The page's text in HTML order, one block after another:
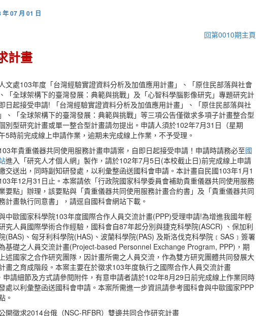
年 07 月 01 日
回第0010期主頁
計畫
文處103年度「台灣經驗實證資料分析及加值應用計畫」、「原住民部落與社會
「全球架構下的臺灣發展：典範與挑戰」及「心智科學腦影像研究」專題研究計
日起接受申請! 「台灣經驗實證資料分析及加值應用計畫」、「原住民部落與社
、「全球架構下的臺灣發展：典範與挑戰」等三項公告僅徵求多項子計畫整合型
別型研究計畫或單一整合型計畫請勿提出。申請人須於102年7月31日（星期
5時前完成線上申請作業，逾期未完成線上作業，不予受理。
年貴重儀器共同使用服務計畫申請案，自即日起接受申請！申請時請務必至國
進入「研究人才個人網」製作，請於102年7月5日(本校截止日)前完成線上申請
交送出，同時副知研發處，以利彙整函送國科會申請。本計畫自民國103年1月1
年12月31日止。本案請依「行政院國家科學委員會補助貴重儀器共同使用服務
要點」辦理，該要點與「貴重儀器共同使用服務計畫合約書」及「貴重儀器共同
計畫執行同意書」，請逕自國科會網站下載。
中歐國家科學院103年度國際合作人員交流計畫(PPP)受理申請!為增進我國年輕
究人員國際學術合作經驗，國科會自87年起分別與捷克科學院(ASCR) 、保加利
(BAS)、匈牙利科學院(HAS)、波蘭科學院(PAS) 及斯洛伐克科學院﹝SAS﹞簽署
基礎之人員交流計畫(Project-based Personnel Exchange Program, PPP)，期
述國家之合作研究團隊，因計畫所需之人員交流，作為雙方研究團體共同發展大
畫之育成階段。本案主要在於徵求103年度執行之國際合作人員交流計畫
申請細節及方式請參閱附件，有意申請者請於102年8月29日前完成線上作業同時
處以利彙整函送國科會申請。本案所需進一步資訊請參考國科會與中歐國家PPP
。
開徵求2014台俄（NSC-RFBR）雙邊共同合作研究計畫